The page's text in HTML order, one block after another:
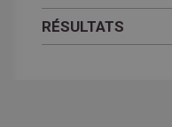
RÉSULTATS